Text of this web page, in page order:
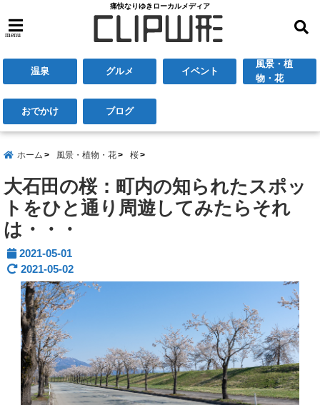
痛快なりゆきローカルメディア
menu
温泉 グルメ イベント
風景・植
物・花
おでかけ ブログ
ホーム 風景・植物・花 桜
大石田の桜：町内の知られたスポッ
トをひと通り周遊してみたらそれ
は・・・
2021-05-01
2021-05-02